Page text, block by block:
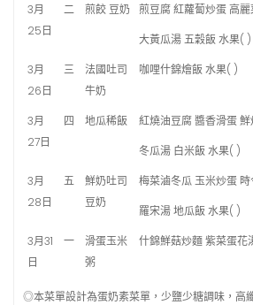
3月
25日
二 煎餃 豆奶 煎豆腐 紅蘿蔔炒蛋 高
大黃瓜湯 五穀飯 水果( )
3月
26日
三
法國吐司
牛奶
咖哩什錦燴飯 水果( )
3月
27日
四 地瓜稀飯 紅燒油豆腐 醬香滑蛋
冬瓜湯 白米飯 水果( )
3月
28日
五
鮮奶吐司
豆奶
梅菜滷冬瓜 玉米炒蛋
羅宋湯 地瓜飯 水果( )
3月31
日
一
滑蛋玉米
粥
什錦鮮菇炒麵 紫菜蛋花
◎本菜單設計為蛋奶素菜單，少鹽少糖調味，高